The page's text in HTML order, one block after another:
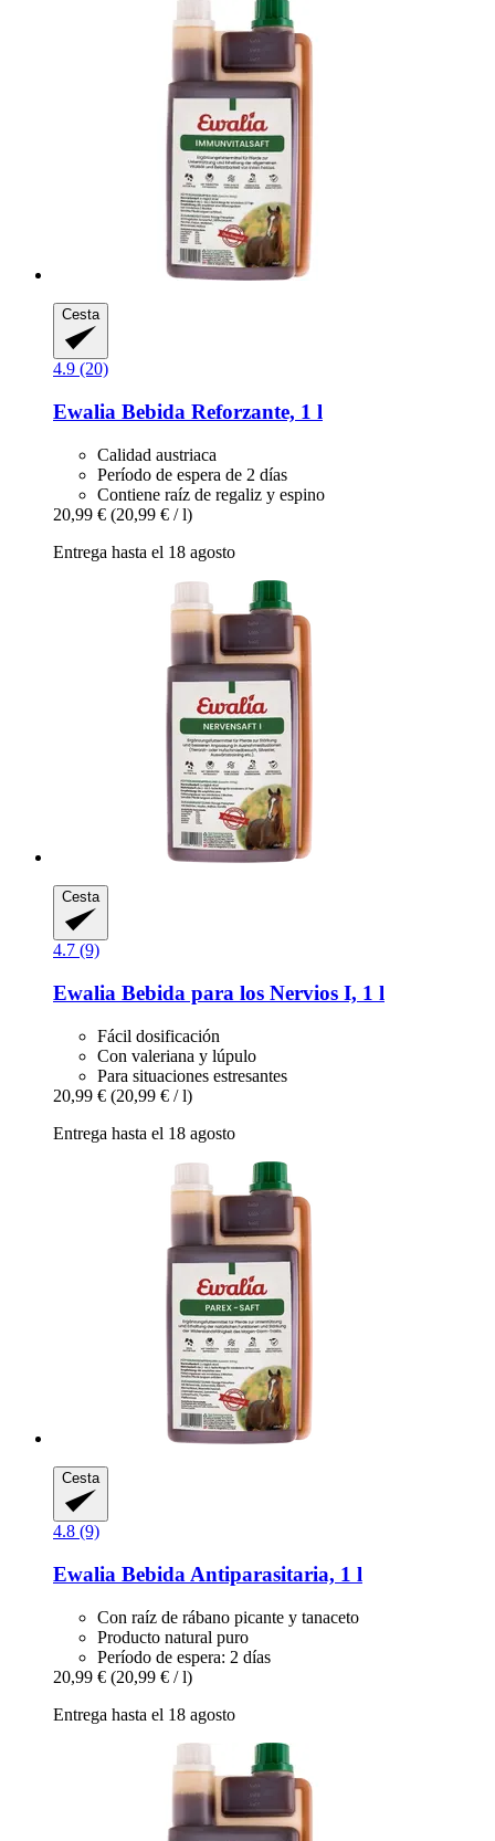
Cesta
4.9 (20)
Ewalia Bebida Reforzante, 1 l
Calidad austriaca
Período de espera de 2 días
Contiene raíz de regaliz y espino
20,99 € (20,99 € / l)
Entrega hasta el 18 agosto
Cesta
4.7 (9)
Ewalia Bebida para los Nervios I, 1 l
Fácil dosificación
Con valeriana y lúpulo
Para situaciones estresantes
20,99 € (20,99 € / l)
Entrega hasta el 18 agosto
Cesta
4.8 (9)
Ewalia Bebida Antiparasitaria, 1 l
Con raíz de rábano picante y tanaceto
Producto natural puro
Período de espera: 2 días
20,99 € (20,99 € / l)
Entrega hasta el 18 agosto